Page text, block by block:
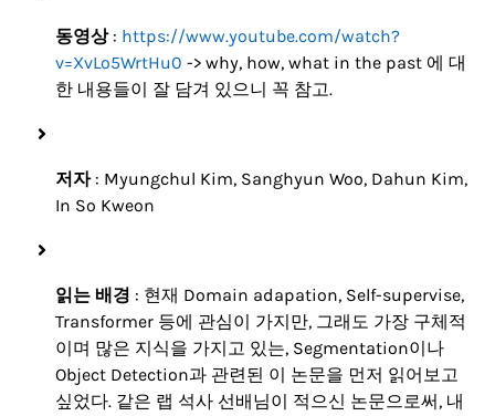
동영상: https://www.youtube.com/watch?
v=XvLo5WrtHu0 -> why, how, what in the past 에 대
한 내용들이 잘 담겨 있으니 꼭 참고.
저자: Myungchul Kim, Sanghyun Woo, Dahun Kim,
In So Kweon
읽는 배경 : 현재 Domain adapation, Self-supervise,
Transformer 등에 관심이 가지만, 그래도 가장 구체적
이며 많은 지식을 가지고 있는, Segmentation이나
Object Detection과 관련된 이 논문을 먼저 읽어보고
싶었다. 같은 랩 석사 선배님이 적으신 논문으로써, 내